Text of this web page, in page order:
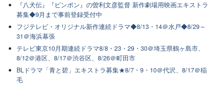
『八犬伝』『ピンポン』の曽利文彦監督 新作劇場用映画エキストラ
募集◆9月まで事前登録受付中
フジテレビ・オリジナル新作連続ドラマ◆8/13・14＠水戸◆8/29～
31＠海浜幕張
テレビ東京10月期連続ドラマ8/8・23・29・30＠埼玉県鶴ヶ島市、
8/12＠港区、8/17＠渋谷区、8/26＠町田市
BLドラマ「青と碧」エキストラ募集★8/7・9・10＠代沢、8/17＠稲
毛